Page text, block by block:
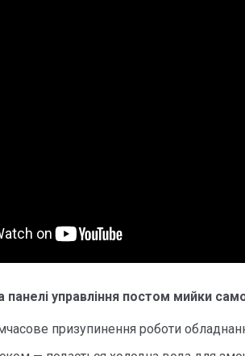
панелі управління постом мийки
призупинення роботи